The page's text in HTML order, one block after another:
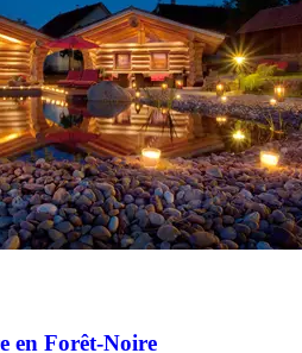
en Forêt-Noire